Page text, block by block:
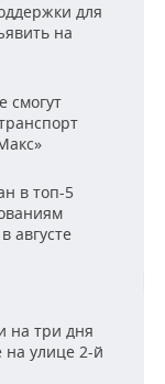
для
на
смогут
в топ-5
августе
на три дня
улице 2-й